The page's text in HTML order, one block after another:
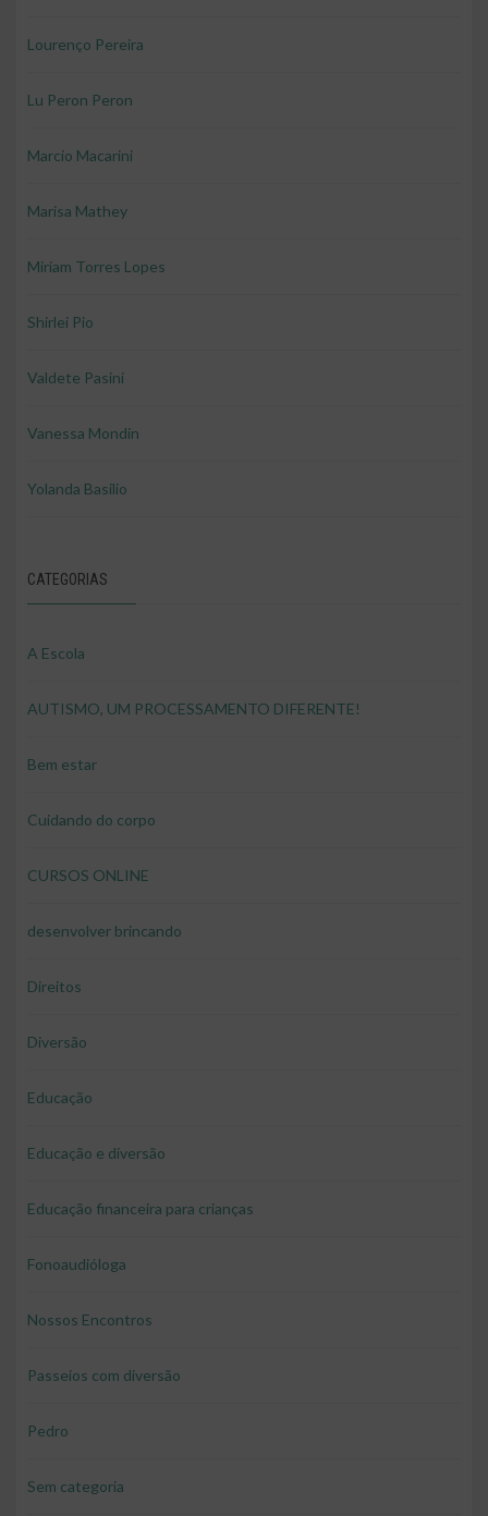
Lourenço Pereira
Lu Peron Peron
Marcio Macarini
Marisa Mathey
Miriam Torres Lopes
Shirlei Pio
Valdete Pasini
Vanessa Mondin
Yolanda Basilio
CATEGORIAS
A Escola
AUTISMO, UM PROCESSAMENTO DIFERENTE!
Bem estar
Cuidando do corpo
CURSOS ONLINE
desenvolver brincando
Direitos
Diversão
Educação
Educação e diversão
Educação financeira para crianças
Fonoaudióloga
Nossos Encontros
Passeios com diversão
Pedro
Sem categoria